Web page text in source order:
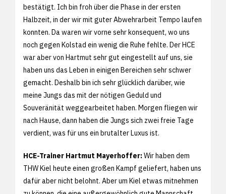
bestätigt. Ich bin froh über die Phase in der ersten
Halbzeit, in der wir mit guter Abwehrarbeit Tempo laufen
konnten. Da waren wir vorne sehr konsequent, wo uns
noch gegen Kolstad ein wenig die Ruhe fehlte. Der HCE
war aber von Hartmut sehr gut eingestellt auf uns, sie
haben uns das Leben in einigen Bereichen sehr schwer
gemacht. Deshalb bin ich sehr glücklich darüber, wie
meine Jungs das mit der nötigen Geduld und
Souveränität weggearbeitet haben. Morgen fliegen wir
nach Hause, dann haben die Jungs sich zwei freie Tage
verdient, was für uns ein brutalter Luxus ist.
HCE-Trainer Hartmut Mayerhoffer:Wir haben dem
THW Kiel heute einen großen Kampf geliefert, haben uns
dafür aber nicht belohnt. Aber um Kiel etwas mitnehmen